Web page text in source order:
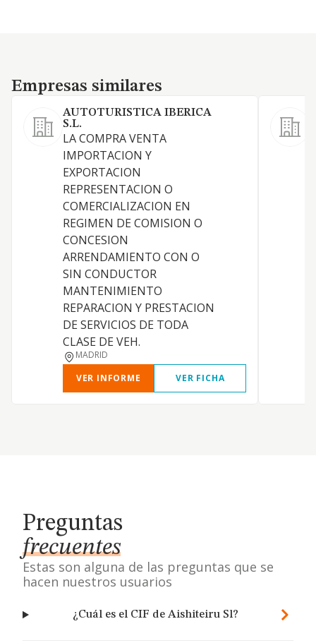
Empresas similares
Empresas similares
AUTOTURISTICA IBERICA
S.L.
LA COMPRA VENTA
IMPORTACION Y
EXPORTACION
REPRESENTACION O
COMERCIALIZACION EN
REGIMEN DE COMISION O
CONCESION
ARRENDAMIENTO CON O
SIN CONDUCTOR
MANTENIMIENTO
REPARACION Y PRESTACION
DE SERVICIOS DE TODA
CLASE DE VEH.
MADRID
VER INFORME
VER FICHA
Preguntas
frecuentes
Estas son alguna de las preguntas que se
hacen nuestros usuarios
¿Cuál es el CIF de Aishiteiru Sl?